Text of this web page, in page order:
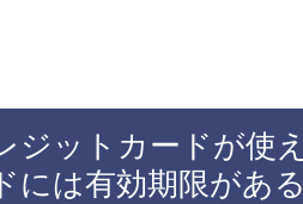
ジットカードが使
には有効期限があ